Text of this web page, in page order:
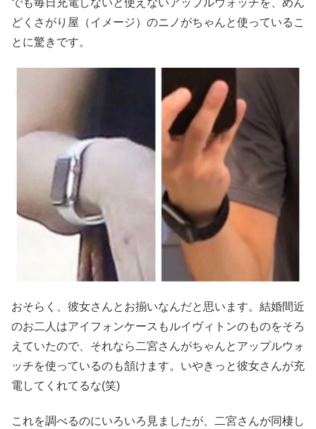
どくさがり屋（イメージ）のニノがちゃんと使っているこ
とに驚きです。
おそらく、彼女さんとお揃いなんだと思います。結婚間近
のお二人はアイフォンケースもルイヴィトンのものをそろ
えていたので、それなら二宮さんがちゃんとアップルウォ
ッチを使っているのも頷けます。いやきっと彼女さんが充
電してくれてるな(笑)
これを調べるのにいろいろ見ましたが、二宮さんが同棲し